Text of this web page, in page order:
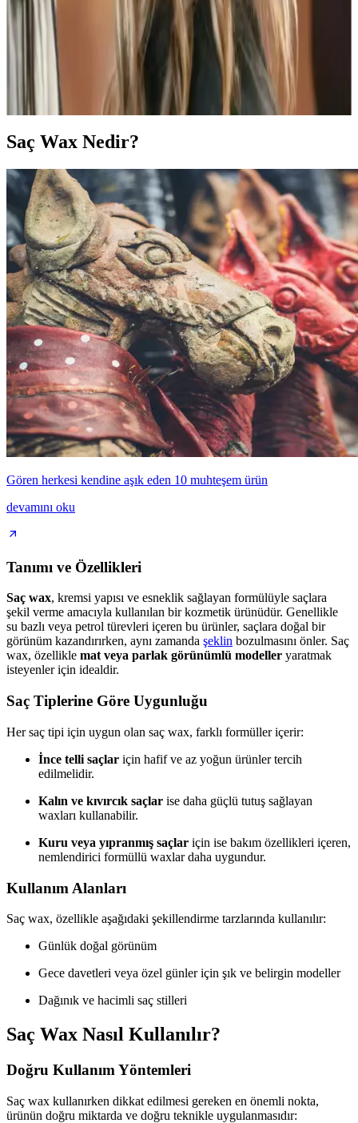
Saç Maşası Seçimi ve Kullanım İpuçları: Doğru
Model ve Sağlıklı Saçlar İçin Rehber
Saç maşası seçiminde model, kaplama ve kullanım ipuçlarıyla saç
sağlığını koruyarak şık ve sağlıklı saçlara ulaşmanın yollarını
Saç Wax Nedir?
Gören herkesi kendine aşık eden 10 muhteşem ürün
devamını oku
Tanımı ve Özellikleri
Saç wax, kremsi yapısı ve esneklik sağlayan formülüyle saçlara
şekil verme amacıyla kullanılan bir kozmetik ürünüdür. Genellikle
su bazlı veya petrol türevleri içeren bu ürünler, saçlara doğal bir
görünüm kazandırırken, aynı zamanda şeklin bozulmasını önler. Saç
wax, özellikle mat veya parlak görünümlü modeller yaratmak
isteyenler için idealdir.
Saç Tiplerine Göre Uygunluğu
Her saç tipi için uygun olan saç wax, farklı formüller içerir:
İnce telli saçlar için hafif ve az yoğun ürünler tercih
edilmelidir.
Kalın ve kıvırcık saçlar ise daha güçlü tutuş sağlayan
waxları kullanabilir.
Kuru veya yıpranmış saçlar için ise bakım özellikleri içeren,
nemlendirici formüllü waxlar daha uygundur.
Kullanım Alanları
Saç wax, özellikle aşağıdaki şekillendirme tarzlarında kullanılır:
Günlük doğal görünüm
Gece davetleri veya özel günler için şık ve belirgin modeller
Dağınık ve hacimli saç stilleri
Saç Wax Nasıl Kullanılır?
Doğru Kullanım Yöntemleri
Saç wax kullanırken dikkat edilmesi gereken en önemli nokta,
ürünün doğru miktarda ve doğru teknikle uygulanmasıdır: